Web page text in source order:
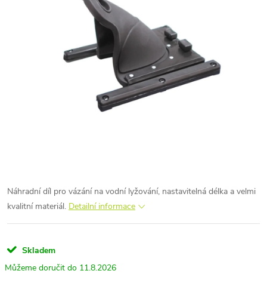
Náhradní díl pro vázání na vodní lyžování, nastavitelná délka a velmi
kvalitní materiál. Detailní informace
Skladem
11.8.2026